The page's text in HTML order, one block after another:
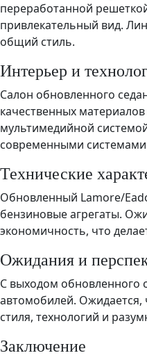
переработанной
привлекательный вид.
общий стиль.
Интерьер и
Салон обновленного
качественных
мультимедийной
современными
Технические
Обновленный Lamore/
бензиновые агрегаты.
экономичность, что
Ожидания и
С выходом обновленного
автомобилей. Ожидается,
стиля, технологий и
Заключение